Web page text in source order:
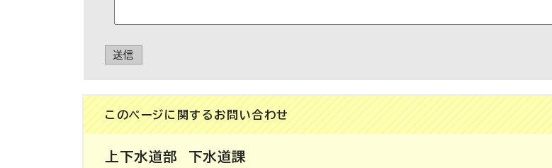
送信
このページに関する お問い合わせ
上下水道部 下水道課